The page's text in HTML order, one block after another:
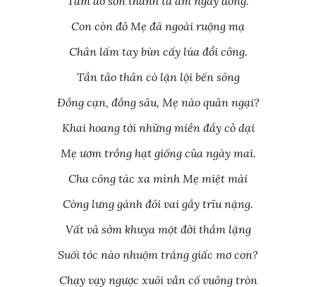
Con còn đỏ Mẹ đã ngoài ruộng mạ
Chân lấm tay bùn cấy lúa đổi công.
Tần tảo thân cò lặn lội bến sông
Đồng cạn, đồng sâu, Mẹ nào quản ngại?
Khai hoang tới những miền đầy cỏ dại
Mẹ ươm trồng hạt giống của ngày mai.
Cha công tác xa mình Mẹ miệt mài
Còng lưng gánh đôi vai gầy trĩu nặng.
Vất vả sớm khuya một đời thầm lặng
Suối tóc nào nhuộm trắng giấc mơ con?
Chạy vạy ngược xuôi vẫn cố vuông tròn